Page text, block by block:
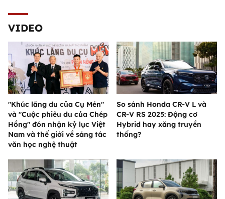
VIDEO
"Khúc lãng du của Cụ Mén"
và "Cuộc phiêu du của Chép
Hồng" đón nhận kỷ lục Việt
Nam và thế giới về sáng tác
văn học nghệ thuật
So sánh Honda CR-V L và
CR-V RS 2025: Động cơ
Hybrid hay xăng truyền
thống?